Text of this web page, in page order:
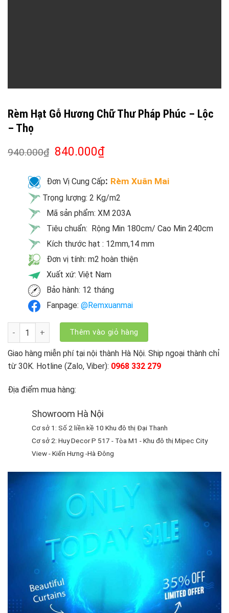
Rèm Hạt Gỗ Hương Chữ Thư Pháp Phúc – Lộc
– Thọ
940.000₫ 840.000₫
Đơn Vị Cung Cấp: Rèm Xuân Mai
Trọng lượng: 2 Kg/m2
Mã sản phẩm: XM 203A
Tiêu chuẩn: Rộng Min 180cm/ Cao Min 240cm
Kích thước hạt : 12mm,14 mm
Đơn vị tính: m2 hoàn thiện
Xuất xứ: Việt Nam
Bảo hành: 12 tháng
Fanpage: @Remxuanmai
Rèm Hạt Gỗ Hương Chữ Thư Pháp Phúc - Lộc - Thọ số lượng
Thêm vào giỏ hàng
Giao hàng miễn phí tại nội thành Hà Nội. Ship ngoại thành chỉ
từ 30K. Hotline (Zalo, Viber): 0968 332 279
Địa điểm mua hàng:
Showroom Hà Nội
Cơ sở 1: Số 2 liền kề 10 Khu đô thị Đại Thanh
Cơ sở 2: Huy Decor P 517 - Tòa M1 - Khu đô thị Mipec City
View - Kiến Hưng -Hà Đông